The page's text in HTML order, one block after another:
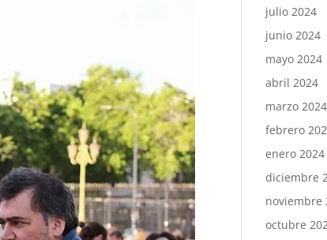
julio 2024
junio 2024
mayo 2024
abril 2024
marzo 2024
febrero
enero 2024
diciembre
noviembre
octubre